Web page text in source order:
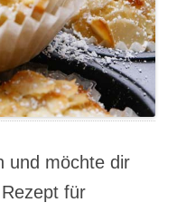
und möchte dir
für